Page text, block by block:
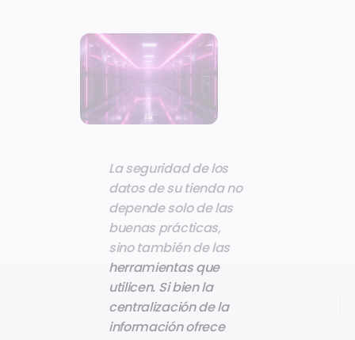
La seguridad de los
datos de su tienda no
depende solo de las
buenas prácticas,
sino también de las
herramientas que
utilicen. Si bien la
centralización de la
información ofrece